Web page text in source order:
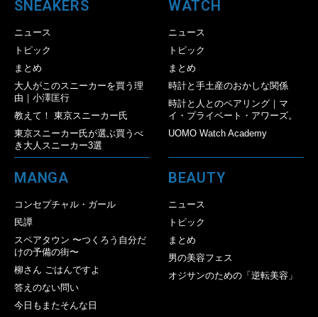
SNEAKERS
ニュース
トピック
まとめ
大人がこのスニーカーを買う理
由｜小澤匡行
教えて！ 東京スニーカー氏
東京スニーカー氏が選ぶ買うべ
き大人スニーカー3選
WATCH
ニュース
トピック
まとめ
時計と手土産のおかしな関係
時計と人とのペアリング｜マ
イ・プライベート・アワーズ。
UOMO Watch Academy
MANGA
コンセプチャル・ガール
民譚
スペアタウン 〜つくろう自分だ
けの予備の街〜
柳さん ごはんですよ
答えのない問い
今日もまたそんな日
BEAUTY
ニュース
トピック
まとめ
男の美容フェス
オジサンのための「逆転美容」